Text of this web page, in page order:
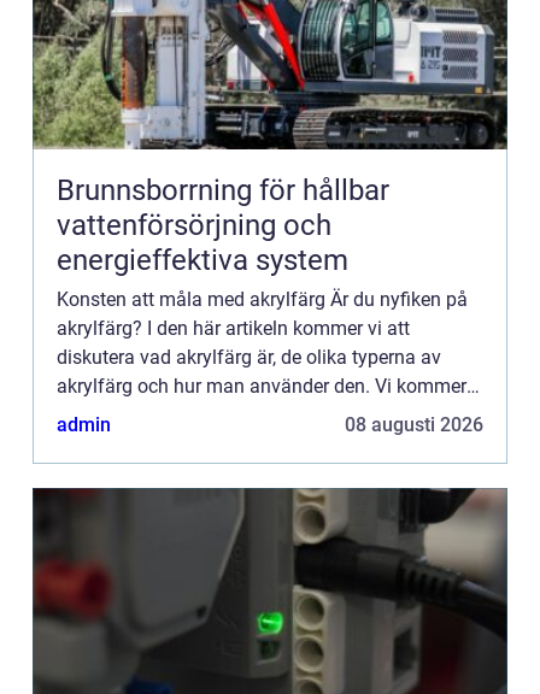
Brunnsborrning för hållbar
vattenförsörjning och
energieffektiva system
Konsten att måla med akrylfärg Är du nyfiken på
akrylfärg? I den här artikeln kommer vi att
diskutera vad akrylfärg är, de olika typerna av
akrylfärg och hur man använder den. Vi kommer
också ...
admin 08 augusti 2026